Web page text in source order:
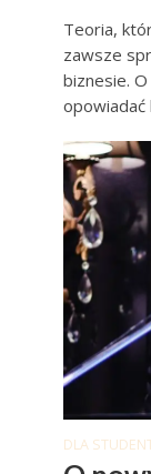
Teoria,
zawsze
biznesie. O
opowiadać
DLA